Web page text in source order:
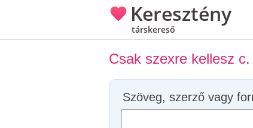
Keresztény
társkereső
Csak szexre kellesz
Szöveg, szerző vagy